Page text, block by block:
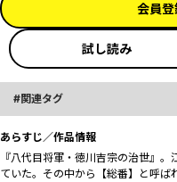
会員
試し読み
関連タグ
あらすじ／作品情報
『八代目将軍・徳川吉宗の治世』
ていた。その中から【総番】と呼ば